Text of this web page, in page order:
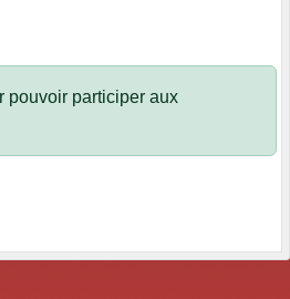
pouvoir participer aux